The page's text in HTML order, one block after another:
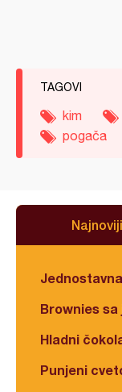
TAGOVI
kim
pogača
Najnoviji
Brownies sa
Hladni
Punjeni